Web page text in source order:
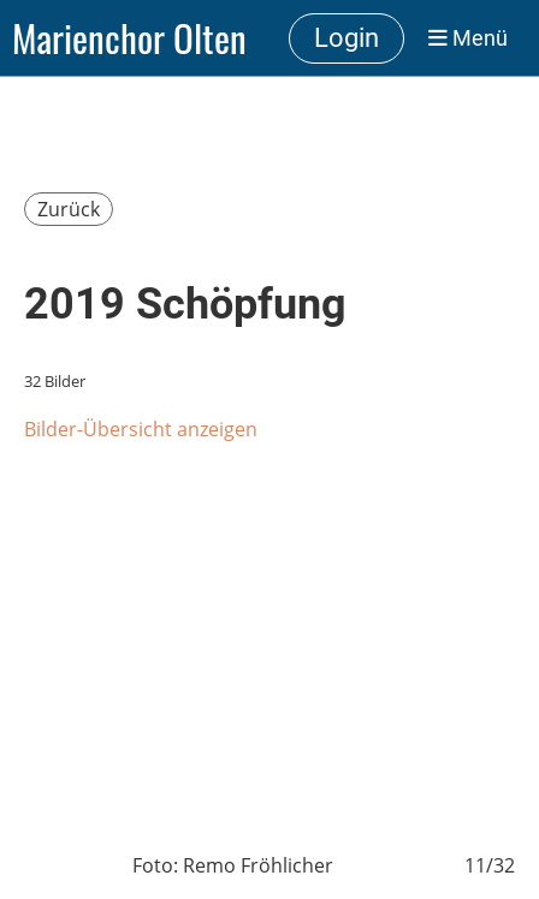
Marienchor Olten Login Menü
Zurück
2019 Schöpfung
32 Bilder
Bilder-Übersicht anzeigen
Foto: Remo Fröhlicher 11/32